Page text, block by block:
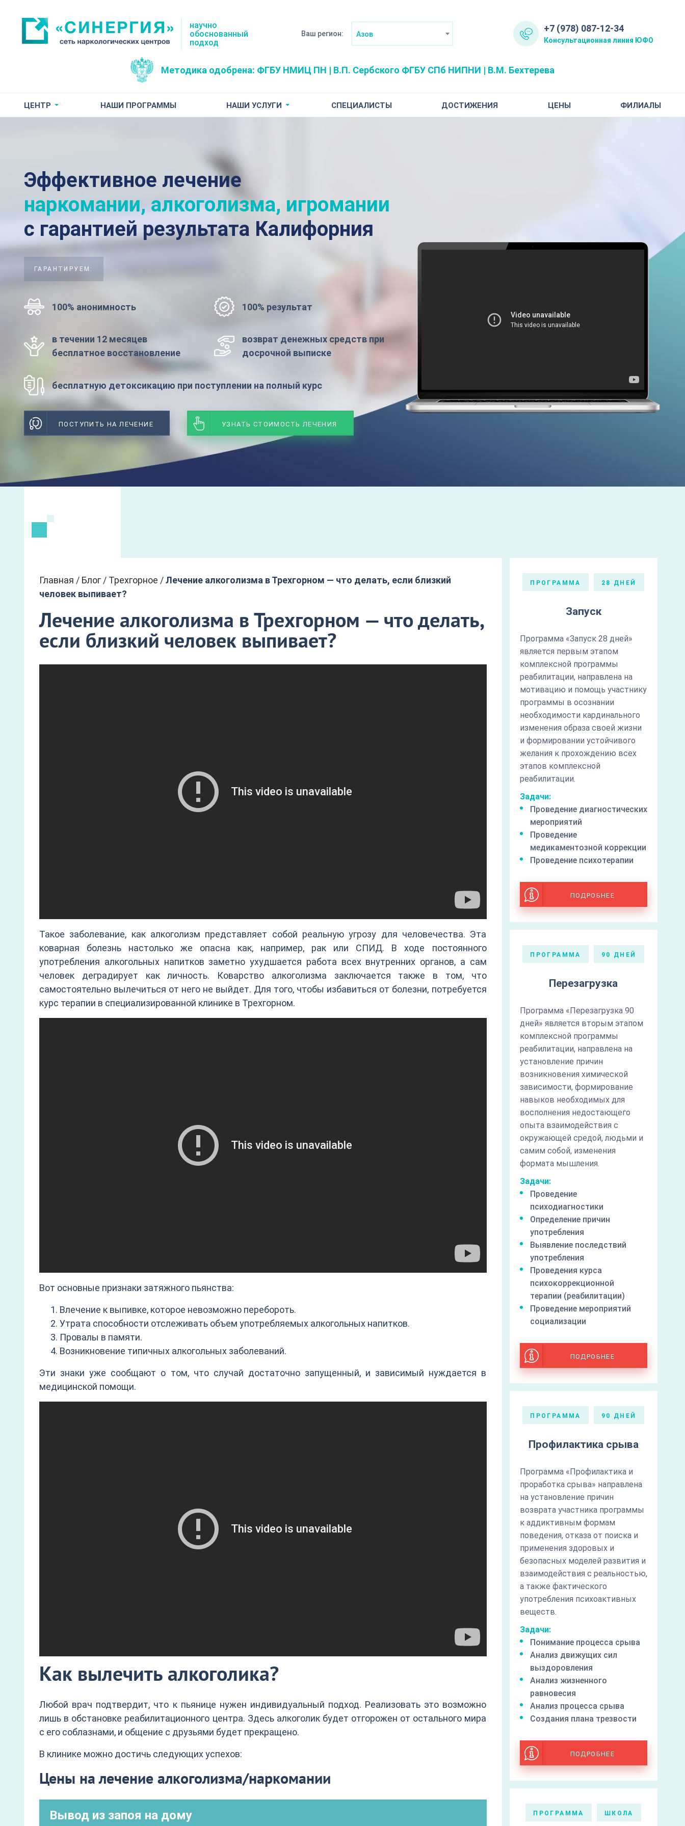
научно
обоснованный
подход
Ваш регион: Азов
+7 (978) 087-12-34
Консультационная линия ЮФО
Методика одобрена: ФГБУ НМИЦ ПН | В.П. Сербского ФГБУ СПб НИПНИ | В.М. Бехтерева
ЦЕНТР НАШИ ПРОГРАММЫ НАШИ УСЛУГИ СПЕЦИАЛИСТЫ ДОСТИЖЕНИЯ ЦЕНЫ ФИЛИАЛЫ
Эффективное лечение
наркомании, алкоголизма, игромании
с гарантией результата Калифорния
ГАРАНТИРУЕМ:
100% анонимность 100% результат
в течении 12 месяцев
бесплатное восстановление
возврат денежных средств при
досрочной выписке
бесплатную детоксикацию при поступлении на полный курс
ПОСТУПИТЬ НА ЛЕЧЕНИЕ УЗНАТЬ СТОИМОСТЬ ЛЕЧЕНИЯ
Главная / Блог / Трехгорное /Лечение алкоголизма в Трехгорном — что делать, если близкий
человек выпивает?
Лечение алкоголизма в Трехгорном — что делать,
если близкий человек выпивает?
Такое заболевание, как алкоголизм представляет собой реальную угрозу для человечества. Эта
коварная болезнь настолько же опасна как, например, рак или СПИД. В ходе постоянного
употребления алкогольных напитков заметно ухудшается работа всех внутренних органов, а сам
человек деградирует как личность. Коварство алкоголизма заключается также в том, что
самостоятельно вылечиться от него не выйдет. Для того, чтобы избавиться от болезни, потребуется
курс терапии в специализированной клинике в Трехгорном.
Вот основные признаки затяжного пьянства:
Влечение к выпивке, которое невозможно перебороть.
Утрата способности отслеживать объем употребляемых алкогольных напитков.
Провалы в памяти.
Возникновение типичных алкогольных заболеваний.
Эти знаки уже сообщают о том, что случай достаточно запущенный, и зависимый нуждается в
медицинской помощи.
Как вылечить алкоголика?
Любой врач подтвердит, что к пьянице нужен индивидуальный подход. Реализовать это возможно
лишь в обстановке реабилитационного центра. Здесь алкоголик будет отгорожен от остального мира
с его соблазнами, и общение с друзьями будет прекращено.
В клинике можно достичь следующих успехов:
Цены на лечение алкоголизма/наркомании
Вывод из запоя на дому
ПРОГРАММА 28 ДНЕЙ
Запуск
Программа «Запуск 28 дней»
является первым этапом
комплексной программы
реабилитации, направлена на
мотивацию и помощь участнику
программы в осознании
необходимости кардинального
изменения образа своей жизни
и формировании устойчивого
желания к прохождению всех
этапов комплексной
реабилитации.
Задачи:
Проведение диагностических
мероприятий
Проведение
медикаментозной коррекции
Проведение психотерапии
ПОДРОБНЕЕ
ПРОГРАММА 90 ДНЕЙ
Перезагрузка
Программа «Перезагрузка 90
дней» является вторым этапом
комплексной программы
реабилитации, направлена на
установление причин
возникновения химической
зависимости, формирование
навыков необходимых для
восполнения недостающего
опыта взаимодействия с
окружающей средой, людьми и
самим собой, изменения
формата мышления.
Задачи:
Проведение
психодиагностики
Определение причин
употребления
Выявление последствий
употребления
Проведения курса
психокоррекционной
терапии (реабилитации)
Проведение мероприятий
социализации
ПОДРОБНЕЕ
ПРОГРАММА 90 ДНЕЙ
Профилактика срыва
Программа «Профилактика и
проработка срыва» направлена
на установление причин
возврата участника программы
к аддиктивным формам
поведения, отказа от поиска и
применения здоровых и
безопасных моделей развития и
взаимодействия с реальностью,
а также фактического
употребления психоактивных
веществ.
Задачи:
Понимание процесса срыва
Анализ движущих сил
выздоровления
Анализ жизненного
равновесия
Анализ процесса срыва
Создания плана трезвости
ПОДРОБНЕЕ
ПРОГРАММА ШКОЛА